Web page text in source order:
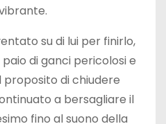
su di lui per finirlo,
di ganci pericolosi e
di chiudere
a bersagliare il
fino al suono della